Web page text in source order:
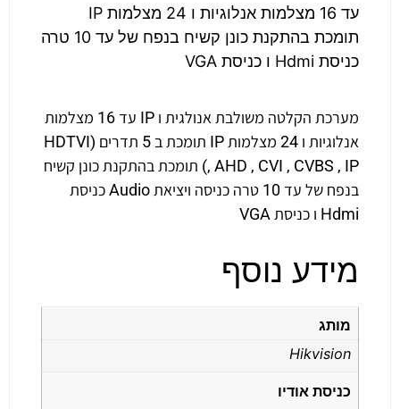
עד 16 מצלמות אנלוגיות ו 24 מצלמות IP
תומכת בהתקנת כונן קשיח בנפח של עד 10 טרה
כניסת Hdmi ו כניסת VGA
מערכת הקלטה משולבת אנולגית ו IP עד 16 מצלמות
אנלוגיות ו 24 מצלמות IP תומכת ב 5 תדרים (HDTVI
, AHD , CVI , CVBS , IP) תומכת בהתקנת כונן קשיח
בנפח של עד 10 טרה כניסה ויציאת Audio כניסת
Hdmi ו כניסת VGA
מידע נוסף
מותג
Hikvision
כניסת אודיו